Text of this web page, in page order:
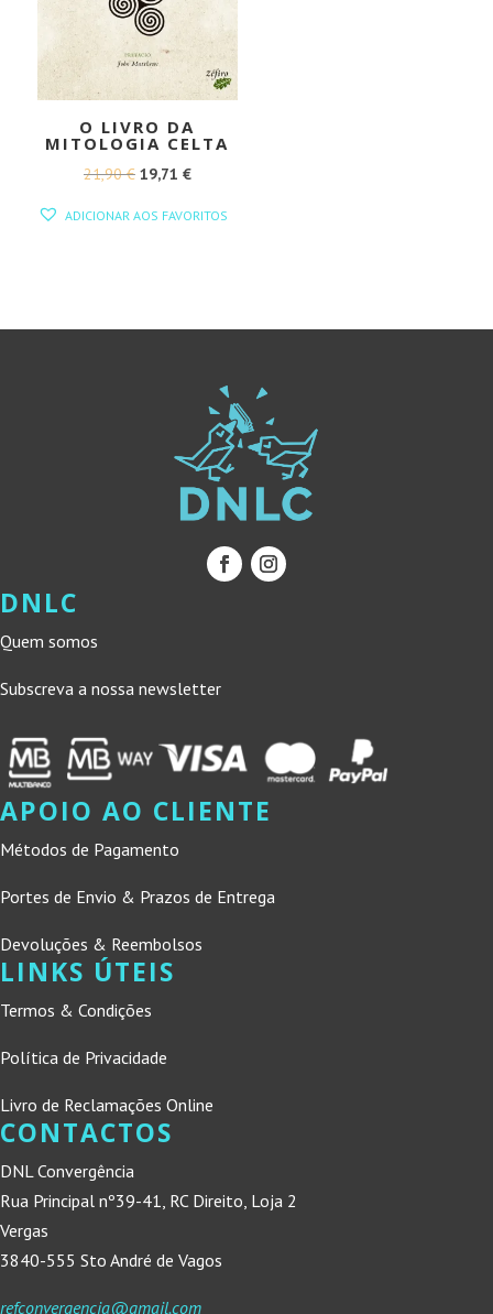
O LIVRO DA
MITOLOGIA CELTA
21,90€ O
19,71 €O
ADICIONAR AOS FAVORITOS
DNLC
Quem somos
Subscreva a nossa newsletter
APOIO AO CLIENTE
Métodos de Pagamento
Portes de Envio & Prazos de Entrega
Devoluções & Reembolsos
LINKS ÚTEIS
Termos & Condições
Política de Privacidade
Livro de Reclamações Online
CONTACTOS
DNL Convergência
Rua Principal nº39-41, RC Direito, Loja 2
Vergas
3840-555 Sto André de Vagos
refconvergencia@gmail.com